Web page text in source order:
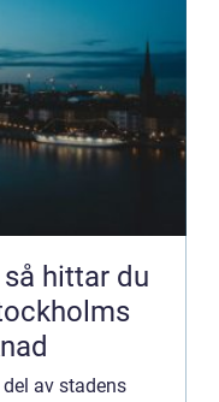
hittar du
av stadens